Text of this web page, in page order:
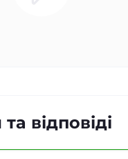
відповіді